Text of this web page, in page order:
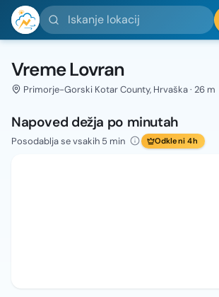
Iskanje lokacij
Vreme Lovran
Primorje-Gorski Kotar County, Hrvaška · 26 m
Napoved dežja po minutah
Posodablja se vsakih 5 min Odkleni 4h